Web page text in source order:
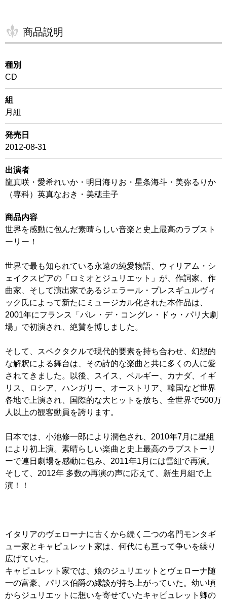
商品説明
種別
CD
組
月組
発売日
2012-08-31
出演者
龍真咲・愛希れいか・明日海りお・星条海斗・美弥るりか
（専科）英真なおき・美穂圭子
商品内容
世界を感動に包んだ素晴らしい音楽と史上最高のラブスト
ーリー！
世界で最も知られている永遠の純愛物語、ウィリアム・シ
ェイクスピアの「ロミオとジュリエット」が、作詞家、作
曲家、そして演出家であるジェラール・プレスギュルヴィ
ック氏によって新たにミュージカル化された本作品は、
2001年にフランス「パレ・デ・コングレ・ドゥ・パリ大劇
場」で初演され、絶賛を博しました。
そして、スペクタクルで現代的要素を持ち合わせ、幻想的
な解釈による舞台は、その詩的な楽曲と共に多くの人に愛
されてきました。以後、スイス、ベルギー、カナダ、イギ
リス、ロシア、ハンガリー、オーストリア、韓国など世界
各地で上演され、国際的な大ヒットを放ち、全世界で500万
人以上の観客動員を誇ります。
日本では、小池修一郎により潤色され、2010年7月に星組
により初上演。素晴らしい楽曲と史上最高のラブストーリ
ーで連日劇場を感動に包み、2011年1月には雪組で再演。
そして、2012年 多数の再演の声に応えて、新生月組で上
演！！
イタリアのヴェローナに古くから続く二つの名門モンタギ
ュー家とキャピュレット家は、何代にも亘って争いを繰り
広げていた。
キャピュレット家では、娘のジュリエットとヴェローナ随
一の富豪、パリス伯爵の縁談が持ち上がっていた。幼い頃
からジュリエットに想いを寄せていたキャピュレット卿の